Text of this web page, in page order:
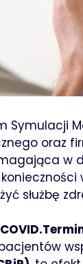
Symulacji
oraz
w
służbę